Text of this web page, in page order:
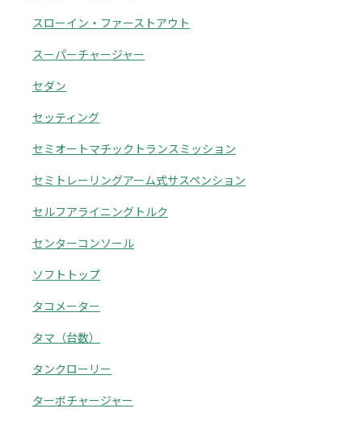
スローイン・ファーストアウト
スーパーチャージャー
セダン
セッティング
セミオートマチックトランスミッション
セミトレーリングアーム式サスペンション
セルフアライニングトルク
センターコンソール
ソフトトップ
タコメーター
タマ（台数）
タンクローリー
ターボチャージャー